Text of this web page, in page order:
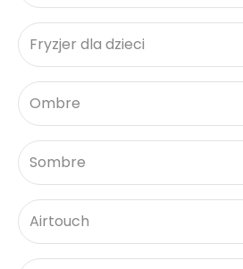
Fryzjer dla dzieci
Ombre
Sombre
Airtouch